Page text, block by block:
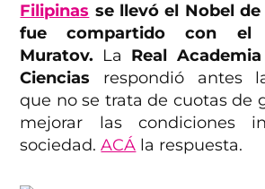
Filipinas se llevó el Nobel
fue compartido con el
Muratov. La Real
Ciencias respondió antes
que no se trata de cuotas de
mejorar las condiciones
sociedad.ACÁ la respuesta.